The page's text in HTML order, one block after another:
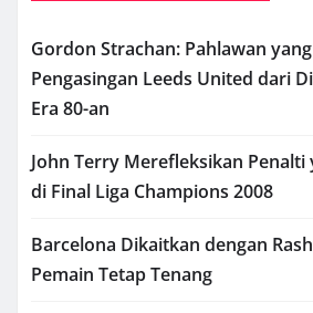
Gordon Strachan: Pahlawan
Pengasingan Leeds United dari
Era 80-an
John Terry Merefleksikan Penalti
di Final Liga Champions 2008
Barcelona Dikaitkan dengan
Pemain Tetap Tenang